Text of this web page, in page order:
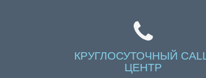
КРУГЛОСУТОЧНЫЙ
ЦЕНТР